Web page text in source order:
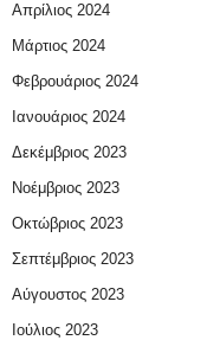
Απρίλιος 2024
Μάρτιος 2024
Φεβρουάριος 2024
Ιανουάριος 2024
Δεκέμβριος 2023
Νοέμβριος 2023
Οκτώβριος 2023
Σεπτέμβριος 2023
Αύγουστος 2023
Ιούλιος 2023